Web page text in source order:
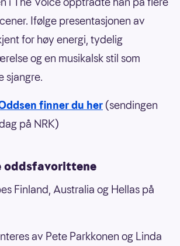
Ifølge presentasjonen av
for høy energi, tydelig
og en musikalsk stil som
sjangre.
finner du her (sendingen
på NRK)
oddsfavorittene
Finland, Australia og Hellas på
av Pete Parkkonen og Linda